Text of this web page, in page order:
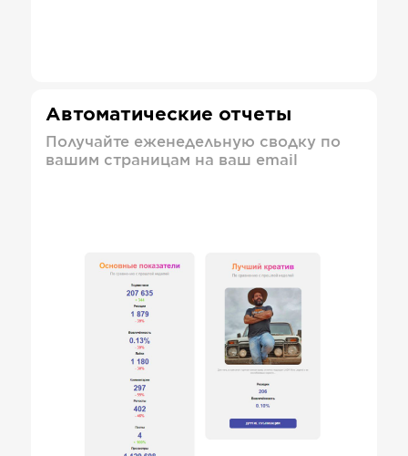
Автоматические отчеты
Получайте еженедельную сводку по
вашим страницам на ваш email